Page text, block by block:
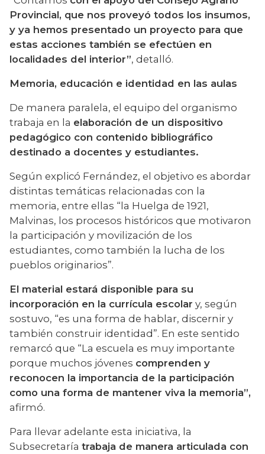
Provincial, que nos proveyó todos los insumos,
y ya hemos presentado un proyecto para que
estas acciones también se efectúen en
localidades del interior”, detalló.
Memoria, educación e identidad en las aulas
De manera paralela, el equipo del organismo
trabaja en la elaboración de un dispositivo
pedagógico con contenido bibliográfico
destinado a docentes y estudiantes.
Según explicó Fernández, el objetivo es abordar
distintas temáticas relacionadas con la
memoria, entre ellas “la Huelga de 1921,
Malvinas, los procesos históricos que motivaron
la participación y movilización de los
estudiantes, como también la lucha de los
pueblos originarios”.
El material estará disponible para su
incorporación en la currícula escolar y, según
sostuvo, “es una forma de hablar, discernir y
también construir identidad”. En este sentido
remarcó que “La escuela es muy importante
porque muchos jóvenes comprenden y
reconocen la importancia de la participación
como una forma de mantener viva la memoria”,
afirmó.
Para llevar adelante esta iniciativa, la
Subsecretaría trabaja de manera articulada con